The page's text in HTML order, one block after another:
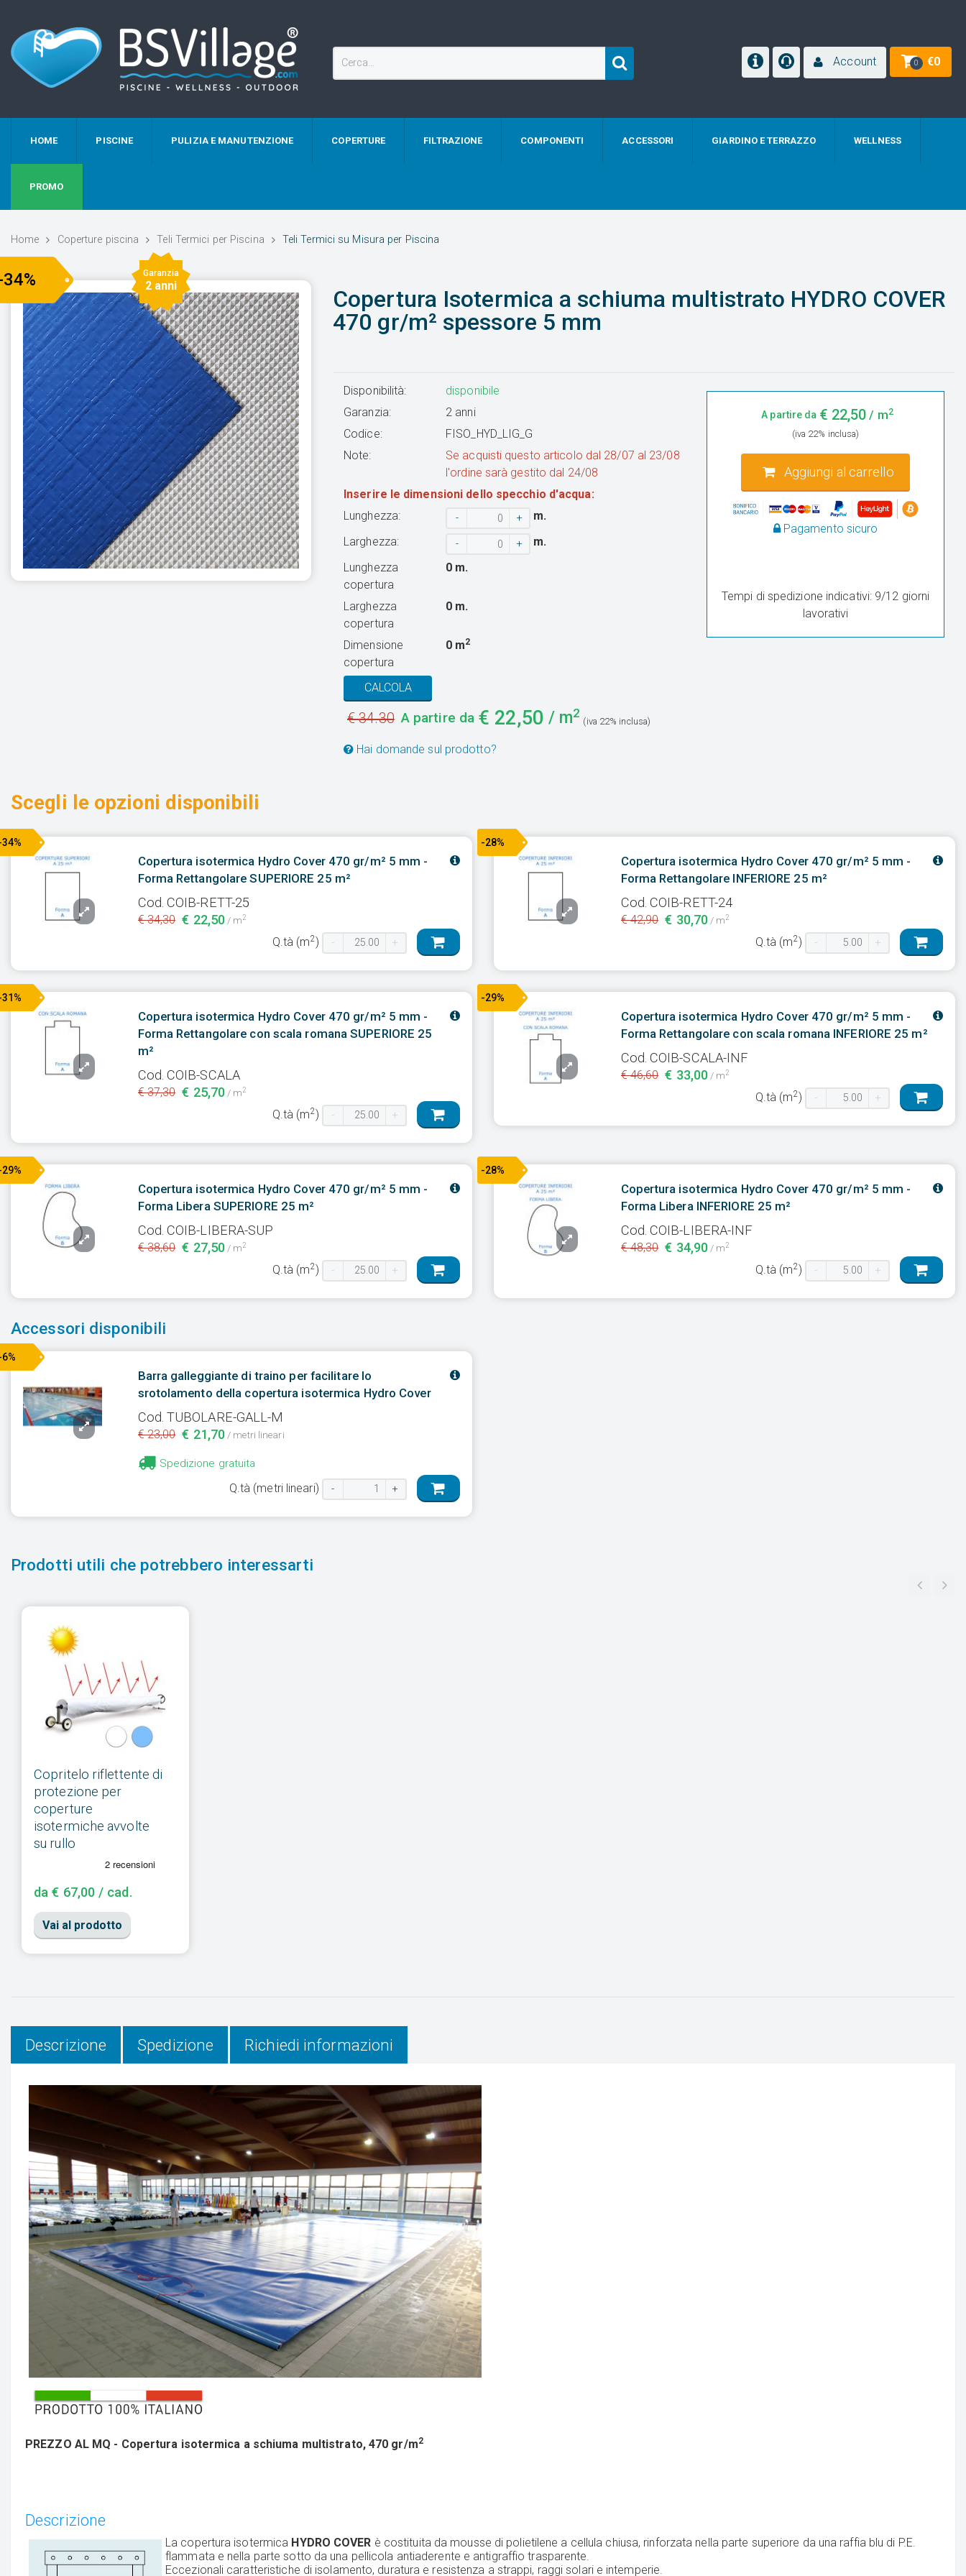
Account 0 €0
HOME PISCINE PULIZIA E MANUTENZIONE COPERTURE FILTRAZIONE COMPONENTI ACCESSORI GIARDINO E TERRAZZO WELLNESS
PROMO
Home Coperture piscina Teli Termici per Piscina Teli Termici su Misura per Piscina
Garanzia
2 anni
Copertura Isotermica a schiuma multistrato HYDRO COVER
470 gr/m² spessore 5 mm
Disponibilità:
disponibile
Garanzia:
2 anni
Codice:
FISO_HYD_LIG_G
Note:
Se acquisti questo articolo dal 28/07 al 23/08
l'ordine sarà gestito dal 24/08
Inserire le dimensioni dello specchio d'acqua:
Lunghezza:
- +
m.
Larghezza:
- +
m.
Lunghezza
copertura
0 m.
Larghezza
copertura
0 m.
Dimensione
copertura
0 m2
CALCOLA
€34.30 A partire da € 22,50 / m2
(iva 22% inclusa)
Hai domande sul prodotto?
A partire da € 22,50 / m2
(iva 22% inclusa)
Aggiungi al carrello
Pagamento sicuro
Tempi di spedizione indicativi: 9/12 giorni
lavorativi
Scegli le opzioni disponibili
Copertura isotermica Hydro Cover 470 gr/m² 5 mm -
Forma Rettangolare SUPERIORE 25 m²
Cod. COIB-RETT-25
€ 34,30 € 22,50/ m2
Q.tà (m2) - +
-28%
Copertura isotermica Hydro Cover 470 gr/m² 5 mm -
Forma Rettangolare INFERIORE 25 m²
Cod. COIB-RETT-24
€ 42,90 € 30,70/ m2
Q.tà (m2) - +
Copertura isotermica Hydro Cover 470 gr/m² 5 mm -
Forma Rettangolare con scala romana SUPERIORE 25
m²
Cod. COIB-SCALA
€ 37,30 € 25,70/ m2
Q.tà (m2) - +
-29%
Copertura isotermica Hydro Cover 470 gr/m² 5 mm -
Forma Rettangolare con scala romana INFERIORE 25 m²
Cod. COIB-SCALA-INF
€ 46,60 € 33,00/ m2
Q.tà (m2) - +
Copertura isotermica Hydro Cover 470 gr/m² 5 mm -
Forma Libera SUPERIORE 25 m²
Cod. COIB-LIBERA-SUP
€ 38,60 € 27,50/ m2
Q.tà (m2) - +
-28%
Copertura isotermica Hydro Cover 470 gr/m² 5 mm -
Forma Libera INFERIORE 25 m²
Cod. COIB-LIBERA-INF
€ 48,30 € 34,90/ m2
Q.tà (m2) - +
Accessori disponibili
Barra galleggiante di traino per facilitare lo
srotolamento della copertura isotermica Hydro Cover
Cod. TUBOLARE-GALL-M
€ 23,00 € 21,70/ metri lineari
Spedizione gratuita
Q.tà (metri lineari) - +
Prodotti utili che potrebbero interessarti
Copritelo riflettente di
protezione per
coperture
isotermiche avvolte
su rullo
da € 67,00 / cad.
Vai al prodotto
Descrizione Spedizione Richiedi informazioni
PREZZO AL MQ - Copertura isotermica a schiuma multistrato, 470 gr/m2
Descrizione
La copertura isotermica HYDRO COVER è costituita da mousse di polietilene a cellula chiusa, rinforzata nella parte superiore da una raffia blu di P.E.
flammata e nella parte sotto da una pellicola antiaderente e antigraffio trasparente.
Eccezionali caratteristiche di isolamento, duratura e resistenza a strappi, raggi solari e intemperie.